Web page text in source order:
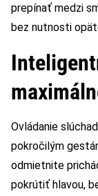
prepínať medzi
bez nutnosti
Ovládanie
pokročilým
odmietnite
pokrútiť hlavou,